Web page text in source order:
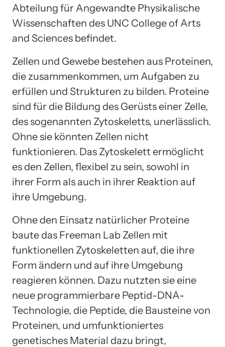
Abteilung für Angewandte Physikalische
Wissenschaften des UNC College of Arts
and Sciences befindet.
Zellen und Gewebe bestehen aus Proteinen,
die zusammenkommen, um Aufgaben zu
erfüllen und Strukturen zu bilden. Proteine ​​
sind für die Bildung des Gerüsts einer Zelle,
des sogenannten Zytoskeletts, unerlässlich.
Ohne sie könnten Zellen nicht
funktionieren. Das Zytoskelett ermöglicht
es den Zellen, flexibel zu sein, sowohl in
ihrer Form als auch in ihrer Reaktion auf
ihre Umgebung.
Ohne den Einsatz natürlicher Proteine ​​
baute das Freeman Lab Zellen mit
funktionellen Zytoskeletten auf, die ihre
Form ändern und auf ihre Umgebung
reagieren können. Dazu nutzten sie eine
neue programmierbare Peptid-DNA-
Technologie, die Peptide, die Bausteine ​​von
Proteinen, und umfunktioniertes
genetisches Material dazu bringt,